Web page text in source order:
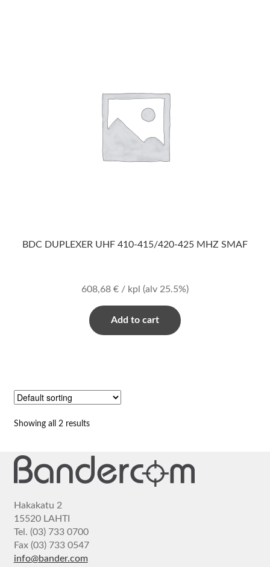
BDC DUPLEXER UHF 410-415/420-425 MHZ SMAF
608,68 € / kpl (alv 25.5%)
Add to cart
Showing all 2 results
Hakakatu 2
15520 LAHTI
Tel. (03) 733 0700
Fax (03) 733 0547
info@bander.com